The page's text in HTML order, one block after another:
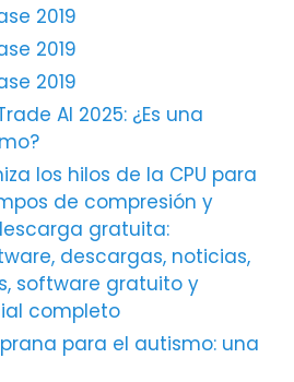
2019
2019
2019
AI 2025: ¿Es una
los hilos de la CPU para
de compresión y
gratuita:
descargas, noticias,
software gratuito y
completo
para el autismo: una